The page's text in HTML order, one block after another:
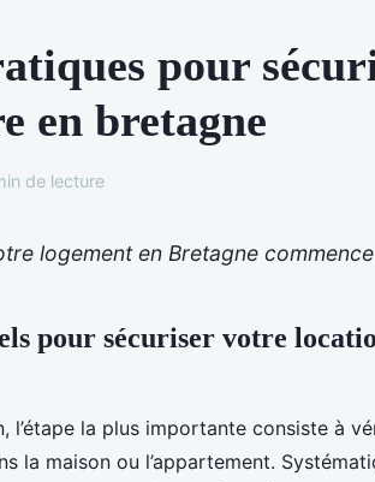
pour
en bretagne
de lecture
logement en Bretagne
pour sécuriser votre
l’étape la plus importante consiste à
la maison ou l’appartement.